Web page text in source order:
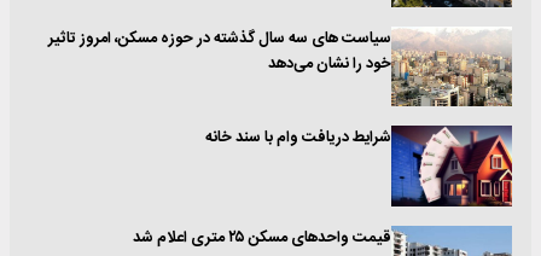
سیاست های سه سال گذشته در حوزه مسکن، امروز تاثیر
خود را نشان می‌دهد
شرایط دریافت وام با سند خانه
قیمت واحدهای مسکن ۲۵ متری اعلام شد